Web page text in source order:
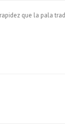
que la pala